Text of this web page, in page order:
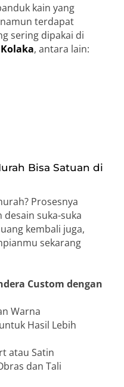
kain yang
terdapat
sering dipakai di
, antara lain:
Bisa Satuan di
Prosesnya
desain suka-suka
kembali juga,
sekarang
Custom dengan
Warna
Hasil Lebih
atau Satin
dan Tali